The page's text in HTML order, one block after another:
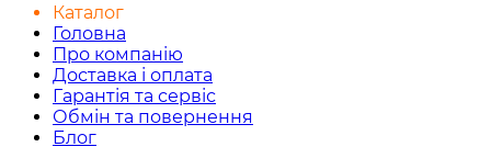
Каталог
Головна
Про компанію
Доставка і оплата
Гарантія та сервіс
Обмін та повернення
Блог